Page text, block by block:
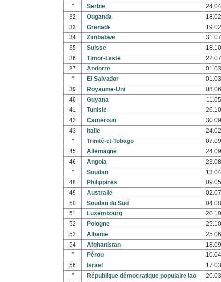
"
Serbie
32
Ouganda
33
Grenade
34
Zimbabwe
35
Suisse
36
Timor-Leste
37
Andorre
"
El Salvador
39
Royaume-Uni
40
Guyana
41
Tunisie
42
Cameroun
43
Italie
"
Trinité-et-Tobago
45
Allemagne
46
Angola
"
Soudan
48
Philippines
49
Australie
50
Soudan du Sud
51
Luxembourg
52
Pologne
53
Albanie
54
Afghanistan
"
Pérou
56
Israël
"
République démocratique populaire lao